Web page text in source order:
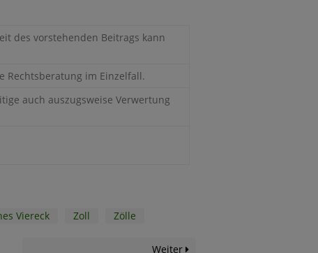
des vorstehenden Beitrags kann
Rechtsberatung im Einzelfall.
auch auszugsweise Verwertung
Viereck Zoll Zölle
Weiter